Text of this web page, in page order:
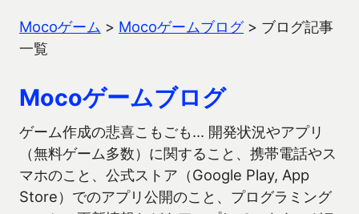
Mocoゲーム > Mocoゲームブログ> ブログ記事
一覧
Mocoゲームブログ
ゲーム作成の悲喜こもごも… 開発状況やアプリ
（無料ゲーム多数）に関すること、携帯電話やス
マホのこと、公式ストア（Google Play, App
Store）でのアプリ公開のこと、プログラミング